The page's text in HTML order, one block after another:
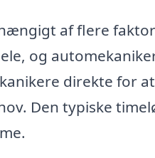
af flere
og
direkte for
Den typiske